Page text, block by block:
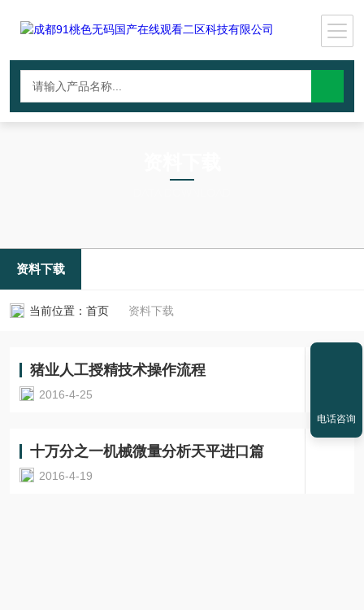
资料下载
当前位置： 首页 资料下载
猪业人工授精技术操作流程
2016-4-25
十万分之一机械微量分析天平进口篇
2016-4-19
电话咨询